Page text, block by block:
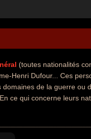
(toutes nationalités
Henri Dufour... Ces
de la guerre ou
ce qui concerne leurs